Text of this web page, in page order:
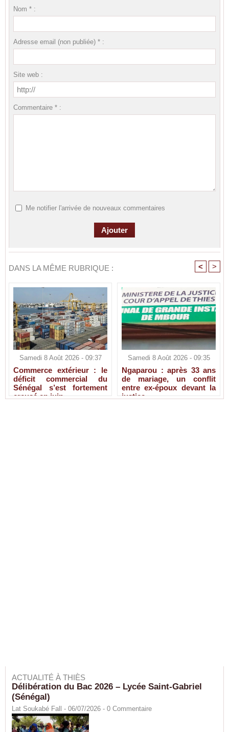
Nom * :
Adresse email (non publiée) * :
Site web :
Commentaire * :
Me notifier l'arrivée de nouveaux commentaires
DANS LA MÊME RUBRIQUE : < >
Samedi 8 Août 2026 - 09:37
Commerce extérieur : le
déficit commercial du
Sénégal s’est fortement
creusé en juin
Samedi 8 Août 2026 - 09:35
Ngaparou : après 33 ans
de mariage, un conflit
entre ex-époux devant la
justice
ACTUALITÉ À THIÈS
Délibération du Bac 2026 – Lycée Saint-Gabriel
(Sénégal)
Lat Soukabé Fall - 06/07/2026 - 0 Commentaire